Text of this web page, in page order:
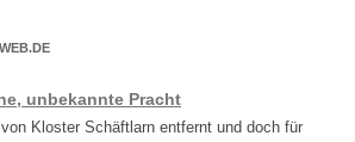
unbekannte Pracht
Kloster Schäftlarn entfernt und doch für